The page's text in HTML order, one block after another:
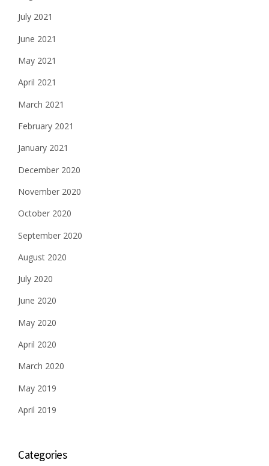
July 2021
June 2021
May 2021
April 2021
March 2021
February 2021
January 2021
December 2020
November 2020
October 2020
September 2020
August 2020
July 2020
June 2020
May 2020
April 2020
March 2020
May 2019
April 2019
Categories